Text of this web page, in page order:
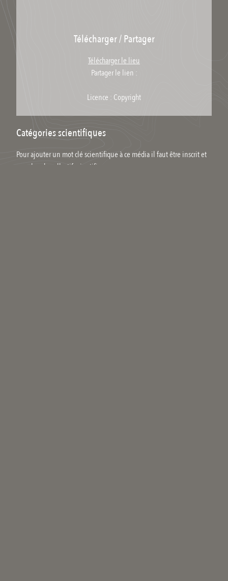
Télécharger / Partager
Télécharger le lieu
Partager le lien :
Licence : Copyright
Catégories scientifiques
Pour ajouter un mot clé scientifique à ce média il faut être inscrit et
membre du collectif scientifique.